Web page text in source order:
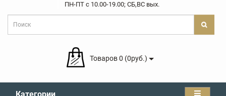
ПН-ПТ c 10.00-19.00; СБ,ВС вых.
Товаров 0 (0руб.)